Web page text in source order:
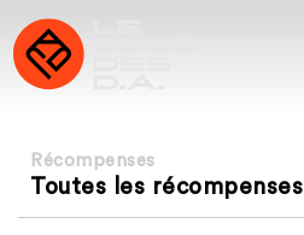
Récompenses
Toutes les récompenses